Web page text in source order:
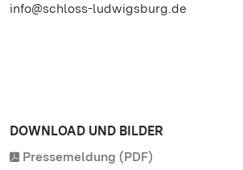
info@schloss-ludwigsburg.de
DOWNLOAD UND BILDER
Pressemeldung (PDF)